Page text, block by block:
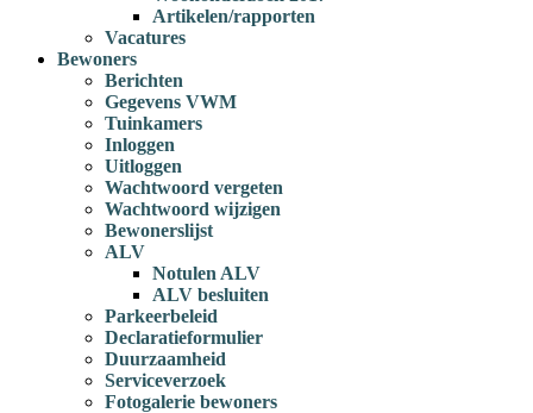
Artikelen/rapporten
Vacatures
Bewoners
Berichten
Gegevens VWM
Tuinkamers
Inloggen
Uitloggen
Wachtwoord vergeten
Wachtwoord wijzigen
Bewonerslijst
ALV
Notulen ALV
ALV besluiten
Parkeerbeleid
Declaratieformulier
Duurzaamheid
Serviceverzoek
Fotogalerie bewoners